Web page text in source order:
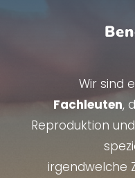
Wir sind
Fachleuten,
Reproduktion
irgendwelche